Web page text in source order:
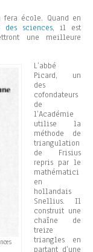
école. Quand en
des sciences, il est
une meilleure
L’abbé
Picard, un
des
cofondateurs
de
l’Académie
utilise la
méthode de
triangulation
de Frisius
repris par le
mathématici
en
hollandais
Snellius. Il
construit une
chaîne de
treize
triangles en
partant d’une